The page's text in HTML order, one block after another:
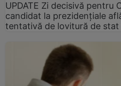
UPDATE Zi decisivă pentru
candidat la prezidențiale
tentativă de lovitură de stat